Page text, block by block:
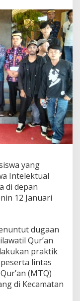
yang
Intelektual
di depan
12 Januari
dugaan
Qur’an
praktik
lintas
(MTQ)
di Kecamatan